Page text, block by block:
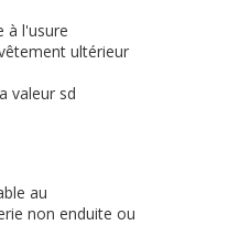
à l'usure
ultérieur
valeur sd
au
non enduite ou